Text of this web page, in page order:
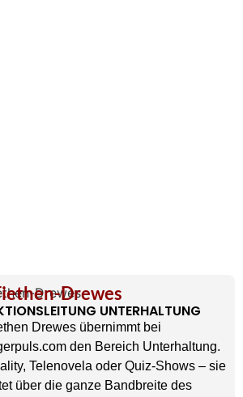
Drewes
UNTERHALTUNG
Drewes übernimmt bei
den Bereich Unterhaltung.
Telenovela oder Quiz-Shows – sie
über die ganze Bandbreite des